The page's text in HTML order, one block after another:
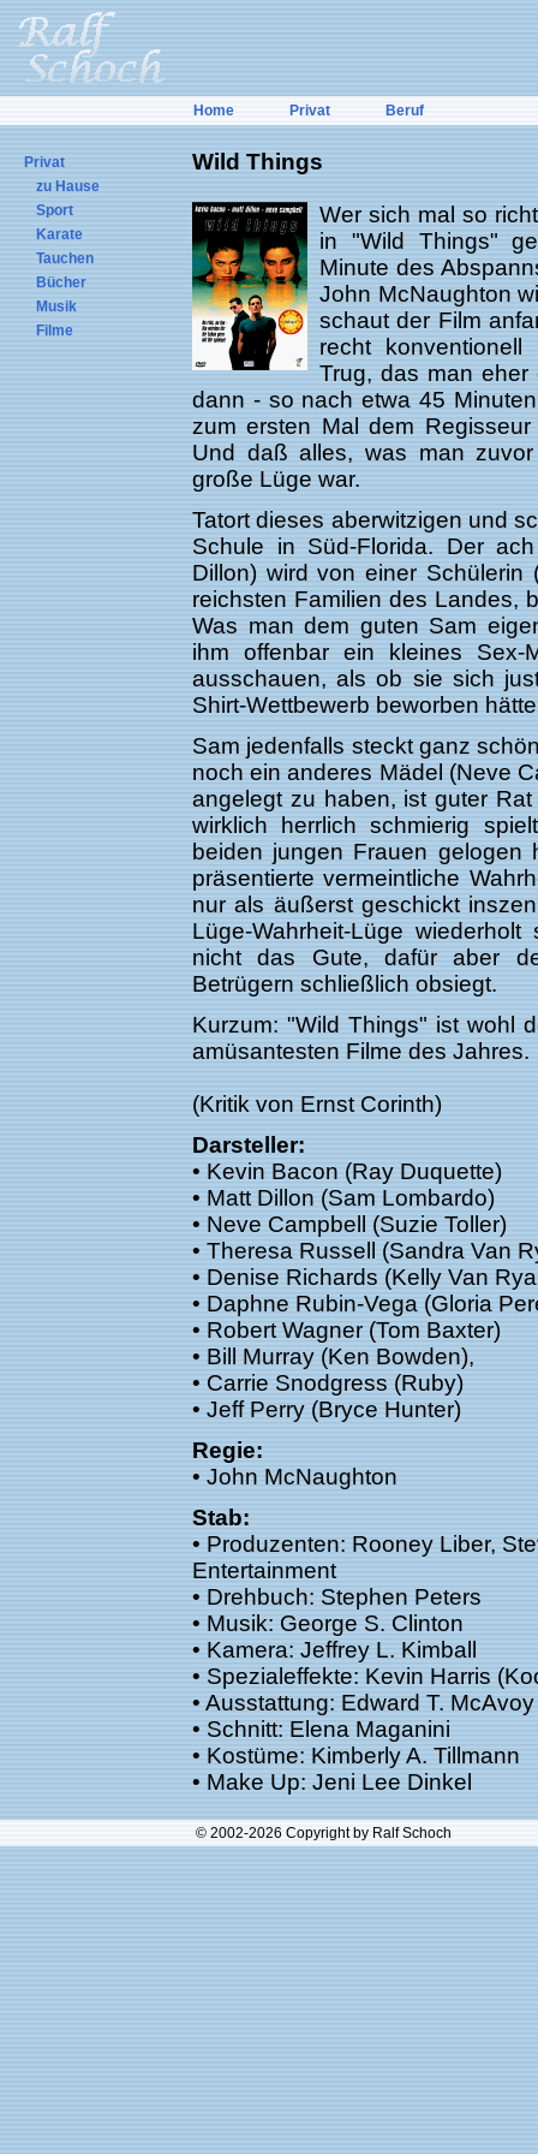
Home Privat Beruf
Privat
zu Hause
Sport
Karate
Tauchen
Bücher
Musik
Filme
Wild Things
Wer sich mal so
in "Wild Things"
Minute des
John McNaughton
schaut der Film
recht
Trug, das man eher
dann - so nach etwa 45
zum ersten Mal dem
Und daß alles, was man
große Lüge war.
Tatort dieses aberwitzigen und
Schule in Süd-Florida. Der
Dillon) wird von einer Schülerin
reichsten Familien des Landes,
Was man dem guten Sam
ihm offenbar ein kleines Sex-
ausschauen, als ob sie sich
Shirt-Wettbewerb beworben
Sam jedenfalls steckt ganz
noch ein anderes Mädel (Neve
angelegt zu haben, ist guter
wirklich herrlich schmierig
beiden jungen Frauen
präsentierte vermeintliche
nur als äußerst geschickt
Lüge-Wahrheit-Lüge
nicht das Gute, dafür aber
Betrügern schließlich obsiegt.
Kurzum: "Wild Things" ist wohl
amüsantesten Filme des Jahres.
(Kritik von Ernst Corinth)
Darsteller:
• Kevin Bacon (Ray Duquette)
• Matt Dillon (Sam Lombardo)
• Neve Campbell (Suzie Toller)
• Theresa Russell (Sandra Van
• Denise Richards (Kelly Van
• Daphne Rubin-Vega (Gloria
• Robert Wagner (Tom Baxter)
• Bill Murray (Ken Bowden),
• Carrie Snodgress (Ruby)
• Jeff Perry (Bryce Hunter)
Regie:
• John McNaughton
Stab:
• Produzenten: Rooney Liber,
Entertainment
• Drehbuch: Stephen Peters
• Musik: George S. Clinton
• Kamera: Jeffrey L. Kimball
• Spezialeffekte: Kevin Harris
• Ausstattung: Edward T.
• Schnitt: Elena Maganini
• Kostüme: Kimberly A. Tillmann
• Make Up: Jeni Lee Dinkel
© 2002-2026 Copyright by Ralf Schoch